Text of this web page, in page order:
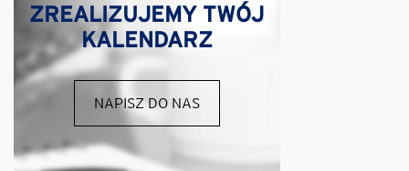
ZREALIZUJEMY TWÓJ
KALENDARZ
NAPISZ DO NAS